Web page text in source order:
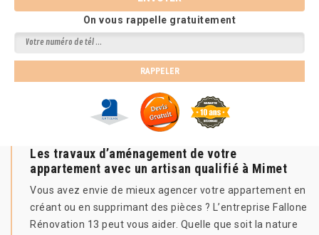
On vous rappelle gratuitement
Les travaux d’aménagement de votre
appartement avec un artisan qualifié à Mimet
Vous avez envie de mieux agencer votre appartement en
créant ou en supprimant des pièces ? L’entreprise Fallone
Rénovation 13 peut vous aider. Quelle que soit la nature